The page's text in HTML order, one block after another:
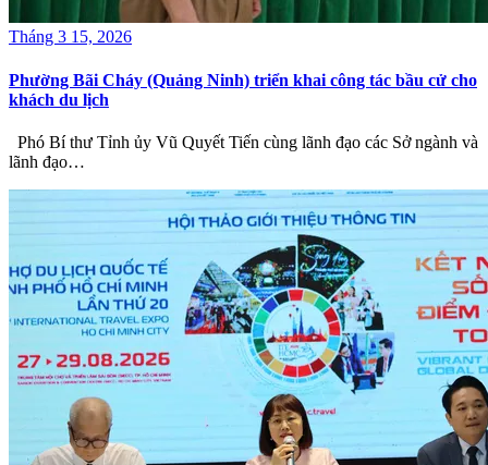
Tháng 3 15, 2026
Phường Bãi Cháy (Quảng Ninh) triển khai công tác bầu cử cho
khách du lịch
Phó Bí thư Tỉnh ủy Vũ Quyết Tiến cùng lãnh đạo các Sở ngành và
lãnh đạo…